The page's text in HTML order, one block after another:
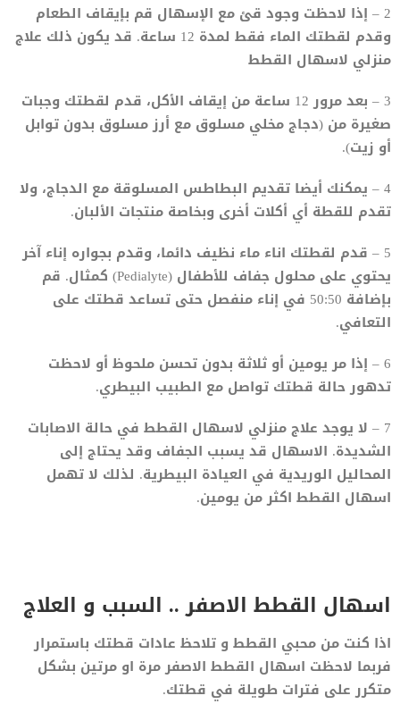
2 – إذا لاحظت وجود قئ مع الإسهال قم بإيقاف الطعام
وقدم لقطتك الماء فقط لمدة 12 ساعة. قد يكون ذلك علاج
منزلي لاسهال القطط
3 – بعد مرور 12 ساعة من إيقاف الأكل، قدم لقطتك وجبات
صغيرة من (دجاج مخلي مسلوق مع أرز مسلوق بدون توابل
أو زيت).
4 – يمكنك أيضا تقديم البطاطس المسلوقة مع الدجاج، ولا
تقدم للقطة أي أكلات أخرى وبخاصة منتجات الألبان.
5 – قدم لقطتك اناء ماء نظيف دائما، وقدم بجواره إناء آخر
يحتوي على محلول جفاف للأطفال (Pedialyte) كمثال. قم
بإضافة 50:50 في إناء منفصل حتى تساعد قطتك على
التعافي.
6 – إذا مر يومين أو ثلاثة بدون تحسن ملحوظ أو لاحظت
تدهور حالة قطتك تواصل مع الطبيب البيطري.
7 – لا يوجد علاج منزلي لاسهال القطط في حالة الاصابات
الشديدة. الاسهال قد يسبب الجفاف وقد يحتاج إلى
المحاليل الوريدية في العيادة البيطرية. لذلك لا تهمل
اسهال القطط اكثر من يومين.
اسهال القطط الاصفر .. السبب و العلاج
اذا كنت من محبي القطط و تلاحظ عادات قطتك باستمرار
فربما لاحظت اسهال القطط الاصفر مرة او مرتين بشكل
متكرر على فترات طويلة في قطتك.